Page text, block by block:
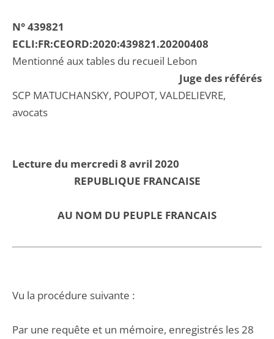
N° 439821
ECLI:FR:CEORD:2020:439821.20200408
Mentionné aux tables du recueil Lebon
Juge des référés
SCP MATUCHANSKY, POUPOT, VALDELIEVRE,
avocats
Lecture du mercredi 8 avril 2020
REPUBLIQUE FRANCAISE
AU NOM DU PEUPLE FRANCAIS
Vu la procédure suivante :
Par une requête et un mémoire, enregistrés les 28